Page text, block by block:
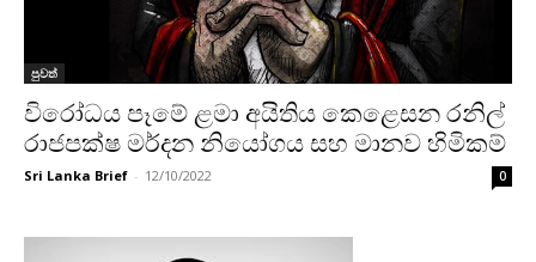
පුවත්
විරෝධය පෑමේ ළමා අයිතිය කෙළෙසන රනිල්
රාජපක්ෂ මර්දන නියෝගය සහ මානව හිමිකම්
Sri Lanka Brief - 12/10/2022 0